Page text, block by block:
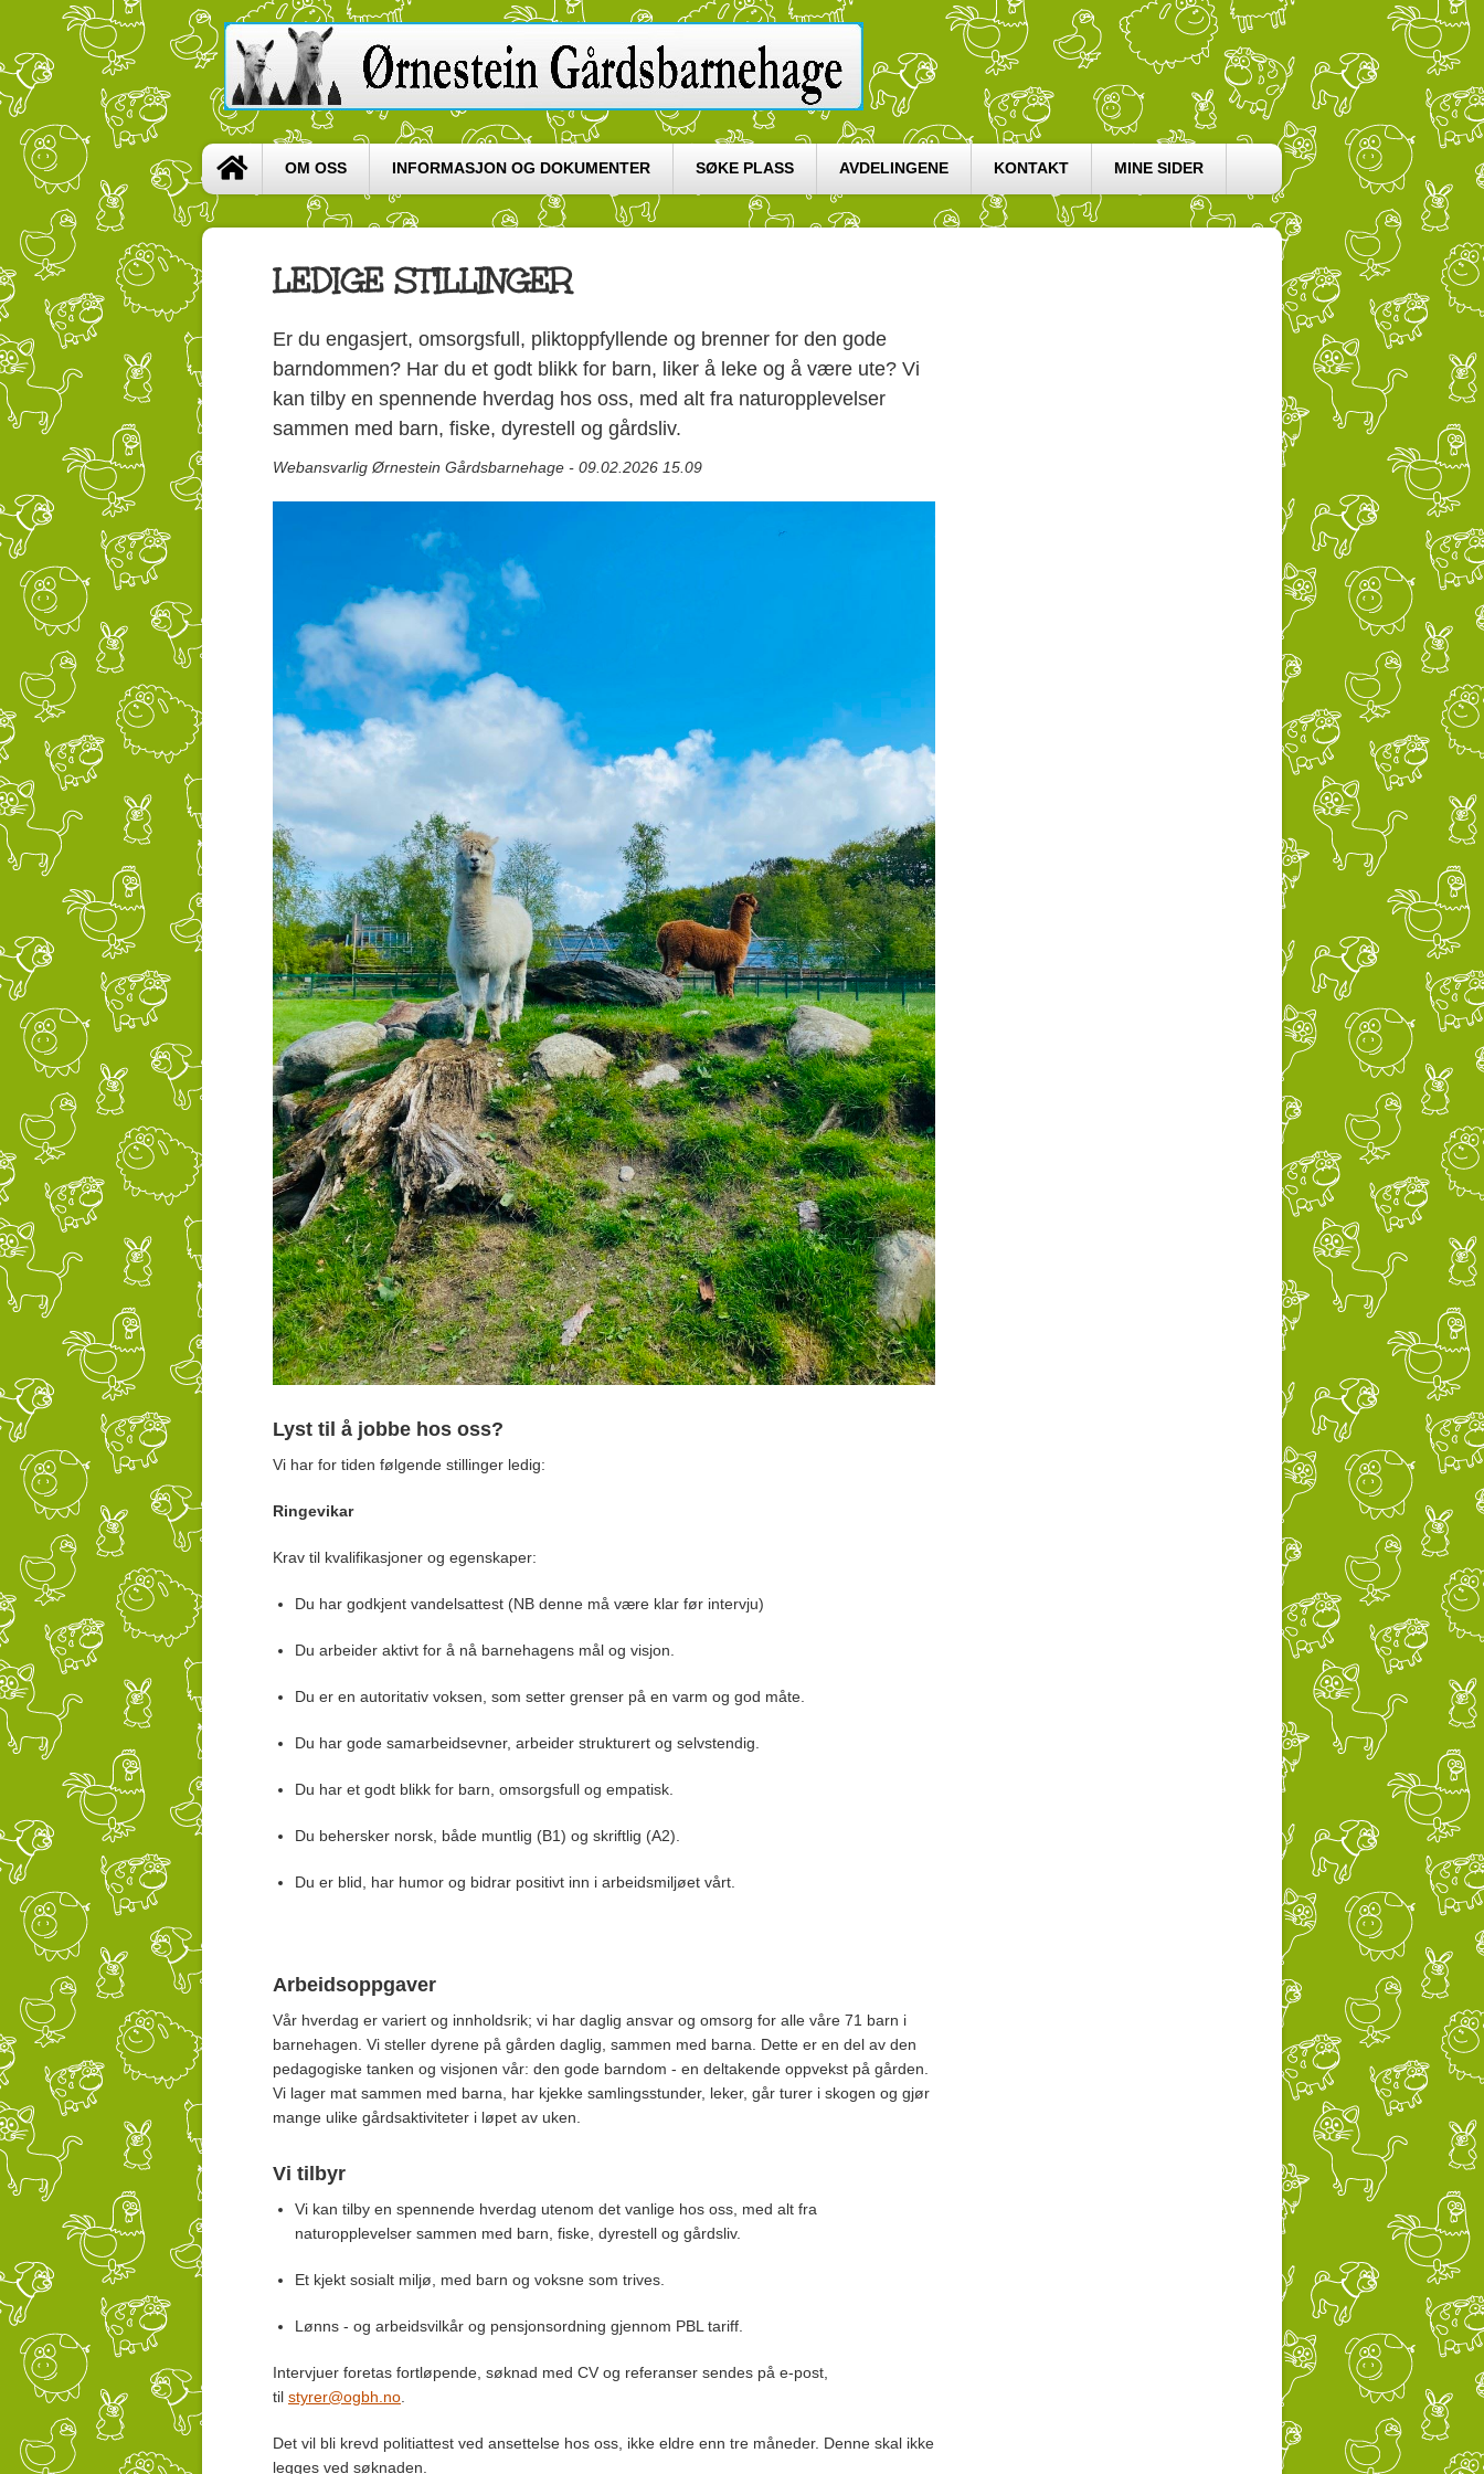
OM OSS INFORMASJON OG DOKUMENTER SØKE PLASS AVDELINGENE KONTAKT MINE SIDER
LEDIGE STILLINGER
Er du engasjert, omsorgsfull, pliktoppfyllende og brenner for den gode
barndommen? Har du et godt blikk for barn, liker å leke og å være ute? Vi
kan tilby en spennende hverdag hos oss, med alt fra naturopplevelser
sammen med barn, fiske, dyrestell og gårdsliv.
Webansvarlig Ørnestein Gårdsbarnehage - 09.02.2026 15.09
Lyst til å jobbe hos oss?
Vi har for tiden følgende stillinger ledig:
Ringevikar
Krav til kvalifikasjoner og egenskaper:
Du har godkjent vandelsattest (NB denne må være klar før intervju)
Du arbeider aktivt for å nå barnehagens mål og visjon.
Du er en autoritativ voksen, som setter grenser på en varm og god måte.
Du har gode samarbeidsevner, arbeider strukturert og selvstendig.
Du har et godt blikk for barn, omsorgsfull og empatisk.
Du behersker norsk, både muntlig (B1) og skriftlig (A2).
Du er blid, har humor og bidrar positivt inn i arbeidsmiljøet vårt.
Arbeidsoppgaver
Vår hverdag er variert og innholdsrik; vi har daglig ansvar og omsorg for alle våre 71 barn i
barnehagen. Vi steller dyrene på gården daglig, sammen med barna. Dette er en del av den
pedagogiske tanken og visjonen vår: den gode barndom - en deltakende oppvekst på gården.
Vi lager mat sammen med barna, har kjekke samlingsstunder, leker, går turer i skogen og gjør
mange ulike gårdsaktiviteter i løpet av uken.
Vi tilbyr
Vi kan tilby en spennende hverdag utenom det vanlige hos oss, med alt fra
naturopplevelser sammen med barn, fiske, dyrestell og gårdsliv.
Et kjekt sosialt miljø, med barn og voksne som trives.
Lønns - og arbeidsvilkår og pensjonsordning gjennom PBL tariff.
Intervjuer foretas fortløpende, søknad med CV og referanser sendes på e-post,
til styrer@ogbh.no
Det vil bli krevd politiattest ved ansettelse hos oss, ikke eldre enn tre måneder. Denne skal ikke
legges ved søknaden.